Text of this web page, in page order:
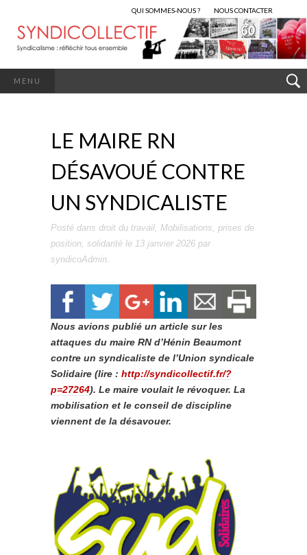
QUI SOMMES-NOUS ? NOUS CONTACTER
MENU
LE MAIRE RN
DÉSAVOUÉ CONTRE
UN SYNDICALISTE
Posté dans droit du travail, Mobilisations, prises de
position, solidarité le 13 janvier 2026 par
syndicoAdmin.
Nous avions publié un article sur les
attaques du maire RN d’Hénin Beaumont
contre un syndicaliste de l’Union syndicale
Solidaire (lire : http://syndicollectif.fr/?
p=27264). Le maire voulait le révoquer. La
mobilisation et le conseil de discipline
viennent de la désavouer.